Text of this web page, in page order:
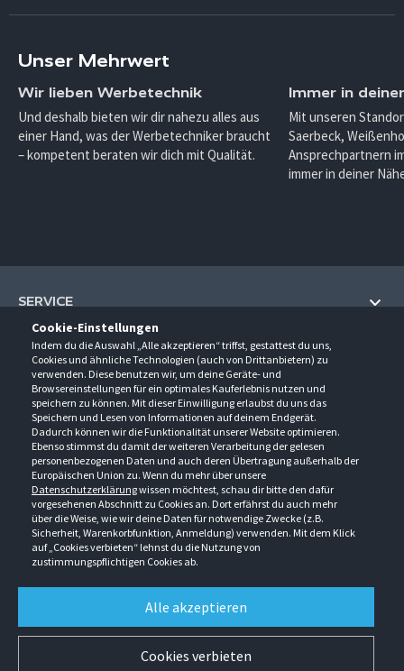
Cookie-Einstellungen
Indem du die Auswahl „Alle akzeptieren“ triffst, gestattest du uns,
Cookies und ähnliche Technologien (auch von Drittanbietern) zu
verwenden. Diese benutzen wir, um deine Geräte- und
Browsereinstellungen für ein optimales Kauferlebnis nutzen und
speichern zu können. Mit dieser Einwilligung erlaubst du uns das
Speichern und Lesen von Informationen auf deinem Endgerät.
Dadurch können wir die Funktionalität unserer Website optimieren.
Ebenso stimmst du damit der weiteren Verarbeitung der gelesen
personenbezogenen Daten und auch deren Übertragung außerhalb der
Europäischen Union zu. Wenn du mehr über unsere
Datenschutzerklärungwissen möchtest, schau dir bitte den dafür
vorgesehenen Abschnitt zu Cookies an. Dort erfährst du auch mehr
über die Weise, wie wir deine Daten für notwendige Zwecke (z.B.
Sicherheit, Warenkorbfunktion, Anmeldung) verwenden. Mit dem Klick
auf „Cookies verbieten“ lehnst du die Nutzung von
zustimmungspflichtigen Cookies ab.
Alle akzeptieren
Cookies verbieten
Unser Mehrwert
Wir lieben Werbetechnik
Und deshalb bieten wir dir nahezu alles aus
einer Hand, was der Werbetechniker braucht
– kompetent beraten wir dich mit Qualität.
Immer in
Mit unseren
Saerbeck,
Ansprechpartnern
immer in deiner
SERVICE
Hilfe und Information
Fragen und Antworten (FAQ)
Kontakt
Newsletter
Events
Downloads
Kataloge
UNTERNEHMEN
Über uns
Anfahrt
Ansprechpartner
Außendienstbesuch
Jobs & Ausbildung
Retouren/Reklamationen
KONTAKT
Gröner-Schulze GmbH
Sarirstraße 5
12529 Schönefeld
Berlin-Schönefeld: +49 30 68 29 54-0
Saerbeck: +49 2574 88750-0
Weißenhorn: +49 731 3982-0
info@groener-schulze.com
ÖFFNUNGSZEITEN
Montag - Donnerstag
9:00 - 17:00
Freitag
9:00 - 15:00
FOLGE UNS
AGB Datenschutzbestimmungen Impressum
Alle Rechte vorbehalten. © Gröner-Schulze GmbH 2026 Verkauf nur an Unternehmer,